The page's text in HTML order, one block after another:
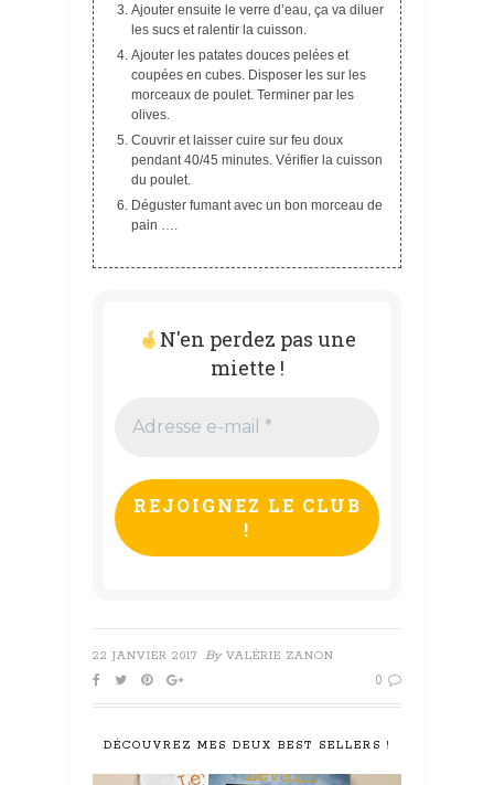
Ajouter ensuite le verre d’eau, ça va diluer
les sucs et ralentir la cuisson.
Ajouter les patates douces pelées et
coupées en cubes. Disposer les sur les
morceaux de poulet. Terminer par les
olives.
Couvrir et laisser cuire sur feu doux
pendant 40/45 minutes. Vérifier la cuisson
du poulet.
Déguster fumant avec un bon morceau de
pain ….
N'en perdez pas une
miette !
e-
*
22 JANVIER 2017 By VALÉRIE ZANON
0
DÉCOUVREZ MES DEUX BEST SELLERS !